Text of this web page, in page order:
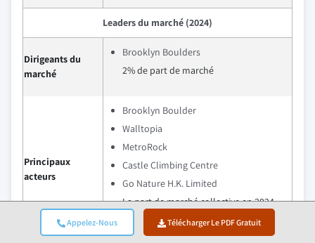
Appelez-Nous Télécharger Le PDF Gratuit
Leaders du marché (2024)
Dirigeants du
marché
Brooklyn Boulders
2% de part de marché
Principaux
acteurs
Brooklyn Boulder
Walltopia
MetroRock
Castle Climbing Centre
Go Nature H.K. Limited
La part de marché collective en 2024
est de 12%